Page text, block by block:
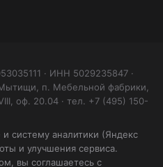
· ИНН 5029235847 ·
п. Мебельной фабрики,
оф. 20.04 · тел. +7 (495) 150-
систему аналитики (Яндекс
и улучшения сервиса.
вы соглашаетесь с